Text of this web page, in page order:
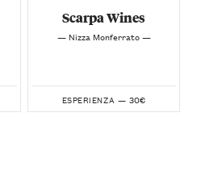
Scarpa Wines
— Nizza Monferrato —
ESPERIENZA — 30€